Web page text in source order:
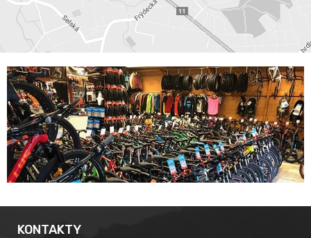
KONTAKTY